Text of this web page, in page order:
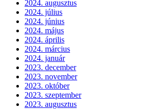
2024. augusztus
2024. július
2024. június
2024. május
2024. április
2024. március
2024. január
2023. december
2023. november
2023. október
2023. szeptember
2023. augusztus